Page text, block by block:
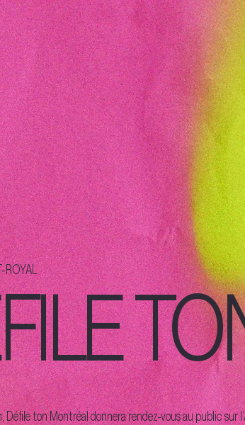
ROYAL
ton Montréal donnera rendez-vous au public